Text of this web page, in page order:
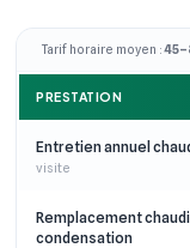
Tarif horaire moyen :
PRESTATION
Entretien annuel
visite
Remplacement
condensation